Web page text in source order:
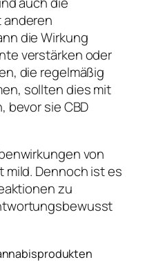
anderen
die Wirkung
verstärken oder
die regelmäßig
sollten dies mit
bevor sie CBD
von
mild. Dennoch ist es
zu